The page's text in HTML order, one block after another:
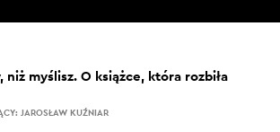
niż myślisz. O książce, która rozbiła
JAROSŁAW KUŹNIAR